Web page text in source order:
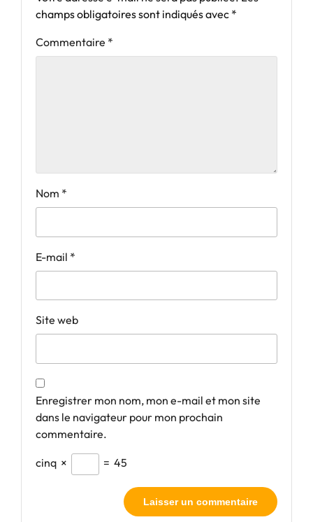
champs obligatoires sont indiqués avec *
Commentaire *
Nom *
E-mail *
Site web
Enregistrer mon nom, mon e-mail et mon site
dans le navigateur pour mon prochain
commentaire.
cinq × = 45